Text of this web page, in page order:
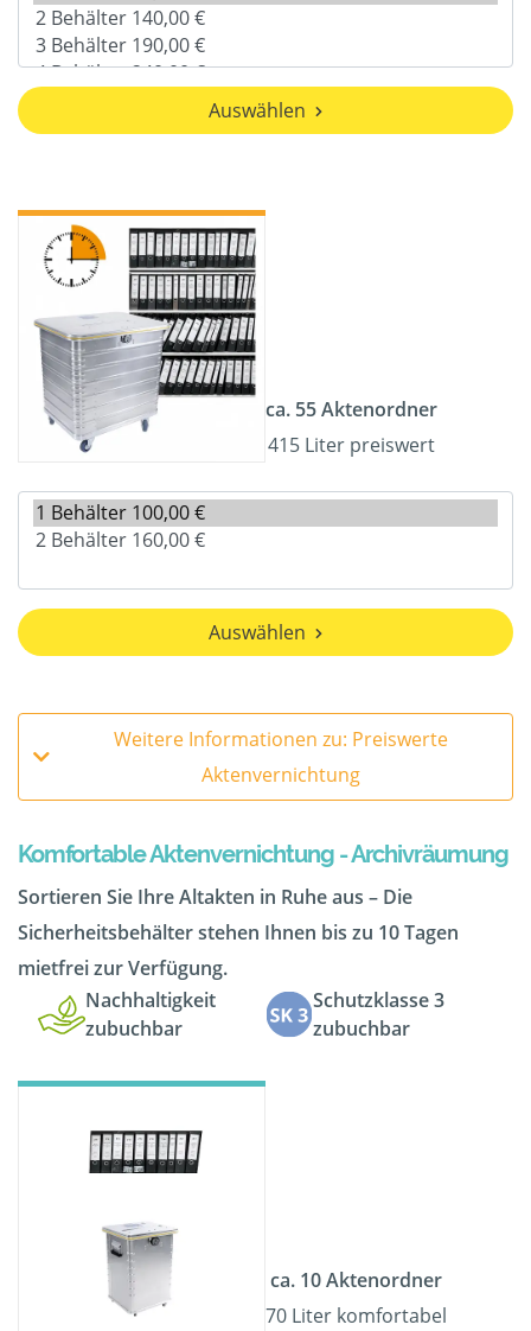
Auswählen
ca. 55 Aktenordner
415 Liter preiswert
Auswählen
Weitere Informationen zu: Preiswerte
Aktenvernichtung
Komfortable Aktenvernichtung - Archivräumung
Sortieren Sie Ihre Altakten in Ruhe aus – Die
Sicherheitsbehälter stehen Ihnen bis zu 10 Tagen
mietfrei zur Verfügung.
Nachhaltigkeit
zubuchbar
Schutzklasse 3
zubuchbar
ca. 10 Aktenordner
70 Liter komfortabel